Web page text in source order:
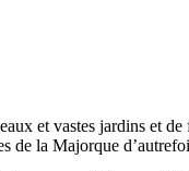
et vastes jardins et
de la Majorque